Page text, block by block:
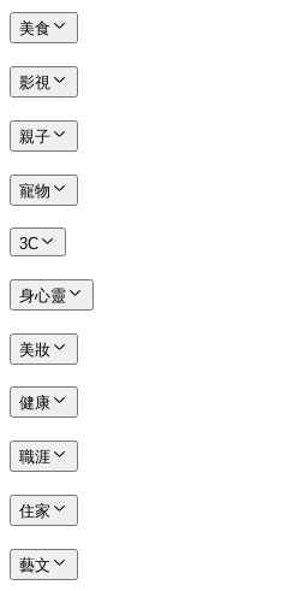
美食
影視
親子
寵物
3C
身心靈
美妝
健康
職涯
住家
藝文